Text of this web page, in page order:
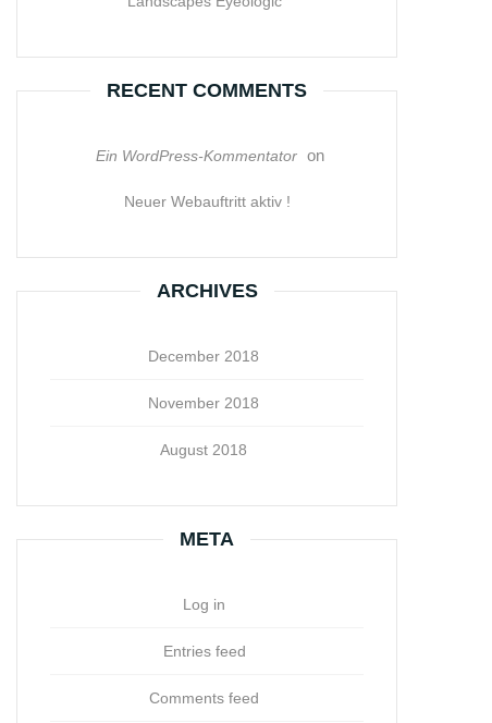
RECENT COMMENTS
Ein WordPress-Kommentator on
Neuer Webauftritt aktiv !
ARCHIVES
December 2018
November 2018
August 2018
META
Log in
Entries feed
Comments feed